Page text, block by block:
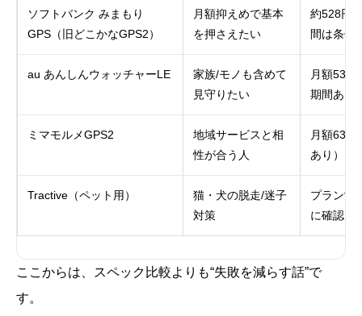
ソフトバンク みまもり
GPS（旧どこかなGPS2）
月額抑えめで基本
を押さえたい
約528円
間は条件
au あんしんウォッチャーLE
家族/モノも含めて
見守りたい
月額539
期間あり
ミマモルメGPS2
地域サービスと相
性が合う人
月額638
あり）
Tractive（ペット用）
猫・犬の脱走/迷子
対策
プラン制
に確認）
ここからは、スペック比較よりも“失敗を減らす話”で
す。